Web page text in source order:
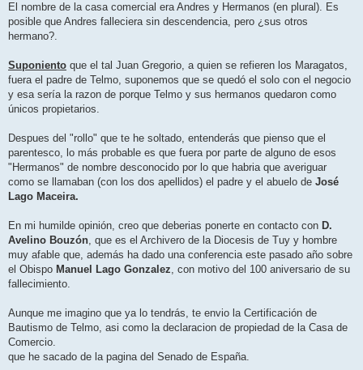
El nombre de la casa comercial era Andres y Hermanos (en plural). Es
posible que Andres falleciera sin descendencia, pero ¿sus otros
hermano?.
Suponiento que el tal Juan Gregorio, a quien se refieren los Maragatos,
fuera el padre de Telmo, suponemos que se quedó el solo con el negocio
y esa sería la razon de porque Telmo y sus hermanos quedaron como
únicos propietarios.
Despues del "rollo" que te he soltado, entenderás que pienso que el
parentesco, lo más probable es que fuera por parte de alguno de esos
"Hermanos" de nombre desconocido por lo que habria que averiguar
como se llamaban (con los dos apellidos) el padre y el abuelo de José
Lago Maceira.
En mi humilde opinión, creo que deberias ponerte en contacto con D.
Avelino Bouzón, que es el Archivero de la Diocesis de Tuy y hombre
muy afable que, además ha dado una conferencia este pasado año sobre
el Obispo Manuel Lago Gonzalez, con motivo del 100 aniversario de su
fallecimiento.
Aunque me imagino que ya lo tendrás, te envio la Certificación de
Bautismo de Telmo, asi como la declaracion de propiedad de la Casa de
Comercio.
que he sacado de la pagina del Senado de España.